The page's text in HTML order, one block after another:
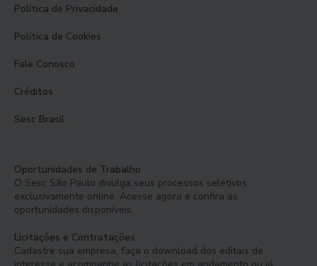
Política de Privacidade
Política de Cookies
Fale Conosco
Créditos
Sesc Brasil
Oportunidades de Trabalho
O Sesc São Paulo divulga seus processos seletivos
exclusivamente online. Acesse agora e confira as
oportunidades disponíveis.
Licitações e Contratações
Cadastre sua empresa, faça o download dos editais de